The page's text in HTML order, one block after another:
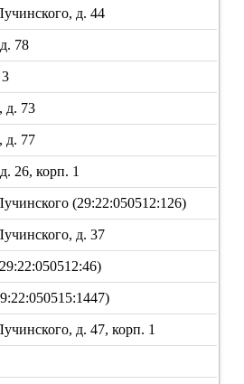
д. 44
78
д. 73
д. 77
26, корп. 1
(29:22:050512:126)
д. 37
д. 47, корп. 1